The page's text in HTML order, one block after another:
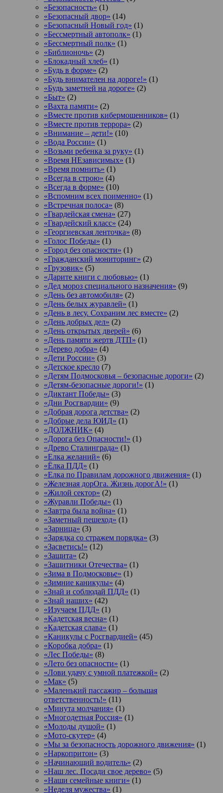
«Безопасность» (1)
«Безопасный двор» (14)
«Безопасный Новый год» (1)
«Бессмертный автополк» (1)
«Бессмертный полк» (1)
«Библионочь» (2)
«Блокадный хлеб» (1)
«Будь в форме» (2)
«Будь внимателен на дороге!» (1)
«Будь заметней на дороге» (2)
«Быт» (2)
«Вахта памяти» (2)
«Вместе против кибермошенников» (1)
«Вместе против террора» (2)
«Внимание – дети!» (10)
«Вода России» (1)
«Возьми ребенка за руку» (1)
«Время НЕзависимых» (1)
«Время помнить» (1)
«Всегда в строю» (4)
«Всегда в форме» (10)
«Вспомним всех поименно» (1)
«Встречная полоса» (8)
«Гвардейская смена» (27)
«Гвардейский класс» (24)
«Георгиевская ленточка» (8)
«Голос Победы» (1)
«Город без опасности» (1)
«Гражданский мониторинг» (2)
«Грузовик» (5)
«Дарите книги с любовью» (1)
«Дед мороз специального назначения» (9)
«День без автомобиля» (2)
«День белых журавлей» (1)
«День в лесу. Сохраним лес вместе» (2)
«День добрых дел» (2)
«День открытых дверей» (6)
«День памяти жертв ДТП» (1)
«Дерево добра» (4)
«Дети России» (3)
«Детское кресло (7)
«Детям Подмосковья – безопасные дороги» (2)
«Детям-безопасные дороги!» (1)
«Диктант Победы» (3)
«Дни Росгвардии» (9)
«Добрая дорога детства» (2)
«Добрые дела ЮИД» (1)
«ДОЛЖНИК» (4)
«Дорога без Опасности!» (1)
«Древо Сталинграда» (1)
«Елка желаний» (6)
«Ёлка ПДД» (1)
«Елка по Правилам дорожного движения» (1)
«Железная дорОга. Жизнь дорогА!» (1)
«Жилой сектор» (2)
«Журавли Победы» (1)
«Завтра была война» (1)
«Заметный пешеход» (1)
«Зарница» (3)
«Зарядка со стражем порядка» (3)
«Засветись!» (12)
«Защита» (2)
«Защитники Отечества» (1)
«Зима в Подмосковье» (1)
«Зимние каникулы» (4)
«Знай и соблюдай ПДД» (1)
«Знай наших» (42)
«Изучаем ПДД» (1)
«Кадетская весна» (1)
«Кадетская слава» (1)
«Каникулы с Росгвардией» (45)
«Коробка добра» (1)
«Лес Победы» (8)
«Лето без опасности» (1)
«Лови удачу с умной платежкой» (2)
«Мак» (5)
«Маленький пассажир – большая
ответственность!» (11)
«Минута молчания» (1)
«Многодетная Россия» (1)
«Молоды душой» (1)
«Мото-скутер» (4)
«Мы за безопасность дорожного движения» (1)
«Наркопритон» (3)
«Начинающий водитель» (2)
«Наш лес. Посади свое дерево» (5)
«Наши семейные книги» (1)
«Неделя мужества» (1)